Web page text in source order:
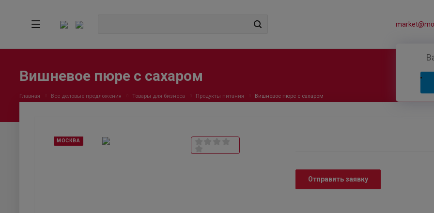
Вишневое пюре c сахаром
Главная Все деловые предложения Товары для бизнеса Продукты питания Вишневое пюре c сахаром
МОСКВА
Отправить заявку